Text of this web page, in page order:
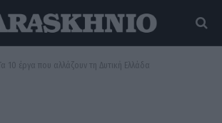
10 έργα που αλλάζουν τη Δυτική Ελλάδα